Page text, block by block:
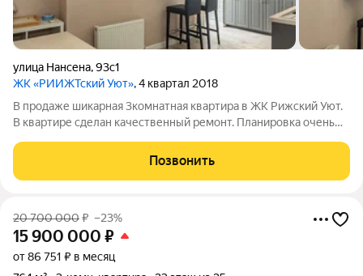
улица Нансена,93с1
ЖК «РИИЖТский Уют», 4 квартал 2018
В продаже шикарная 3комнатная квартира в ЖК Рижский Уют.
В квартире сделан качественный ремонт. Планировка очень
просторная кухня с выходом на лоджию, гардеробная, два
санузла, прихожая, с двух
Позвонить
20 700 000₽ –23%
15 900 000 ₽
от 86 751 ₽ в месяц